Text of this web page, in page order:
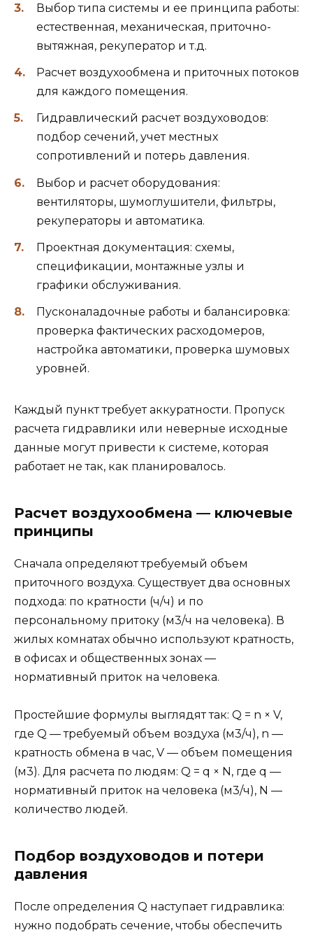
Выбор типа системы и ее принципа работы:
естественная, механическая, приточно-
вытяжная, рекуператор и т.д.
Расчет воздухообмена и приточных потоков
для каждого помещения.
Гидравлический расчет воздуховодов:
подбор сечений, учет местных
сопротивлений и потерь давления.
Выбор и расчет оборудования:
вентиляторы, шумоглушители, фильтры,
рекуператоры и автоматика.
Проектная документация: схемы,
спецификации, монтажные узлы и
графики обслуживания.
Пусконаладочные работы и балансировка:
проверка фактических расходомеров,
настройка автоматики, проверка шумовых
уровней.
Каждый пункт требует аккуратности. Пропуск
расчета гидравлики или неверные исходные
данные могут привести к системе, которая
работает не так, как планировалось.
Расчет воздухообмена — ключевые
принципы
Сначала определяют требуемый объем
приточного воздуха. Существует два основных
подхода: по кратности (ч/ч) и по
персональному притоку (м3/ч на человека). В
жилых комнатах обычно используют кратность,
в офисах и общественных зонах —
нормативный приток на человека.
Простейшие формулы выглядят так: Q = n × V,
где Q — требуемый объем воздуха (м3/ч), n —
кратность обмена в час, V — объем помещения
(м3). Для расчета по людям: Q = q × N, где q —
нормативный приток на человека (м3/ч), N —
количество людей.
Подбор воздуховодов и потери
давления
После определения Q наступает гидравлика:
нужно подобрать сечение, чтобы обеспечить